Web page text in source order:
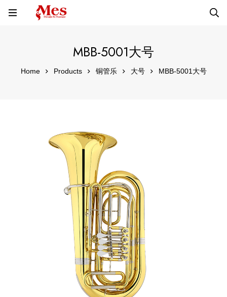
MBB-5001大号
Home Products 铜管乐 大号 MBB-5001大号